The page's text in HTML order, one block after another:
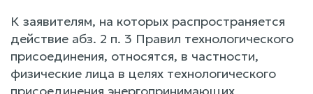
К заявителям, на которых распространяется
действие абз. 2 п. 3 Правил технологического
присоединения, относятся, в частности,
физические лица в целях технологического
присоединения энергопринимающих